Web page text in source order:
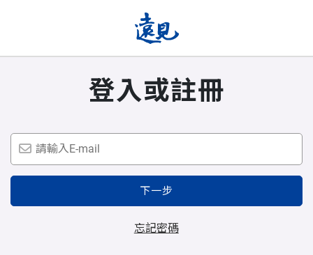
登入或註冊
下一步
忘記密碼